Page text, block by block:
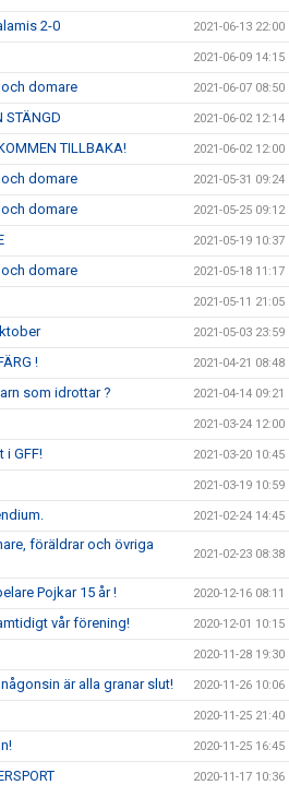
2-0 2021-06-13 22:00
2021-06-09 14:15
domare 2021-06-07 08:50
STÄNGD 2021-06-02 12:14
TILLBAKA! 2021-06-02 12:00
domare 2021-05-31 09:24
domare 2021-05-25 09:12
2021-05-19 10:37
domare 2021-05-18 11:17
2021-05-11 21:05
2021-05-03 23:59
! 2021-04-21 08:48
som idrottar ? 2021-04-14 09:21
2021-03-24 12:00
i GFF! 2021-03-20 10:45
2021-03-19 10:59
2021-02-24 14:45
föräldrar och övriga
2021-02-23 08:38
Pojkar 15 år ! 2020-12-16 08:11
vår förening! 2020-12-01 10:15
2020-11-28 19:30
är alla granar slut! 2020-11-26 10:06
2020-11-25 21:40
2020-11-25 16:45
2020-11-17 10:36